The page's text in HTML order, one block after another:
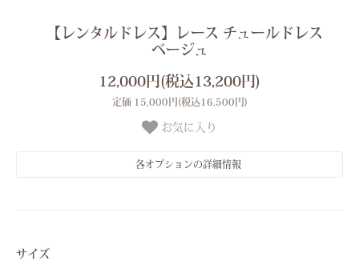
【レンタルドレス】レース チュールドレス
ベージュ
12,000円(税込13,200円)
定価 15,000円(税込16,500円)
お気に入り
各オプションの詳細情報
サイズ